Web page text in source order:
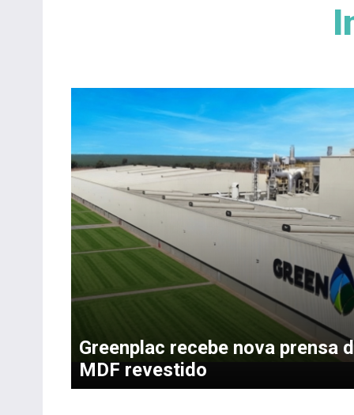
Greenplac recebe nova prensa
MDF revestido